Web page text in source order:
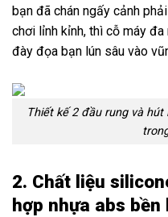
bạn đã chán ngấy cảnh
chơi lỉnh kỉnh, thì cỗ máy
đày đọa bạn lún sâu vào
Thiết kế 2 đầu rung và
2. Chất liệu
hợp nhựa abs bền